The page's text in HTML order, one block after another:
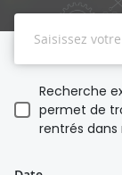
Recherche
permet de
rentrés dans